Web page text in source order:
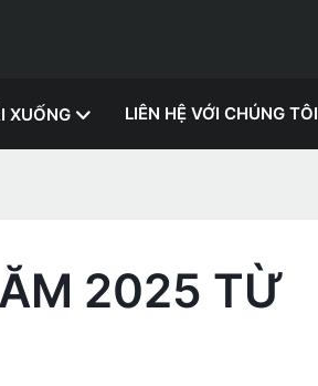
XUỐNG LIÊN HỆ VỚI CHÚNG TÔI
2025 TỪ